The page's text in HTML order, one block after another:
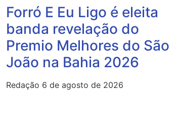
Forró E Eu Ligo é eleita
banda revelação do
Premio Melhores do São
João na Bahia 2026
Redação 6 de agosto de 2026